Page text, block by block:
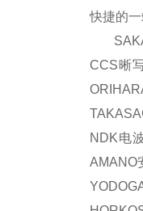
快捷的
CCS晰
NDK电
AMANO